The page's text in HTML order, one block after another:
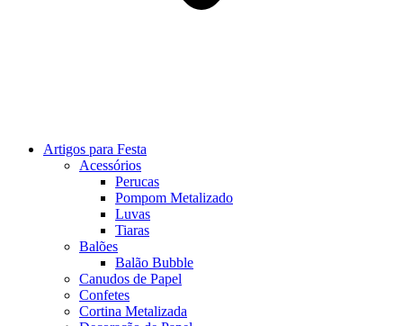
Artigos para Festa
Acessórios
Perucas
Pompom Metalizado
Luvas
Tiaras
Balões
Balão Bubble
Canudos de Papel
Confetes
Cortina Metalizada